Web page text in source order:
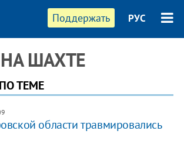
Поддержать РУС
ШАХТЕ
ТЕМЕ
области травмировались